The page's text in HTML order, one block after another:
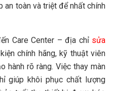
an toàn và triệt để nhất chính
Care Center – địa chỉ sửa
chính hãng, kỹ thuật viên
hành rõ ràng. Việc thay màn
giúp khôi phục chất lượng